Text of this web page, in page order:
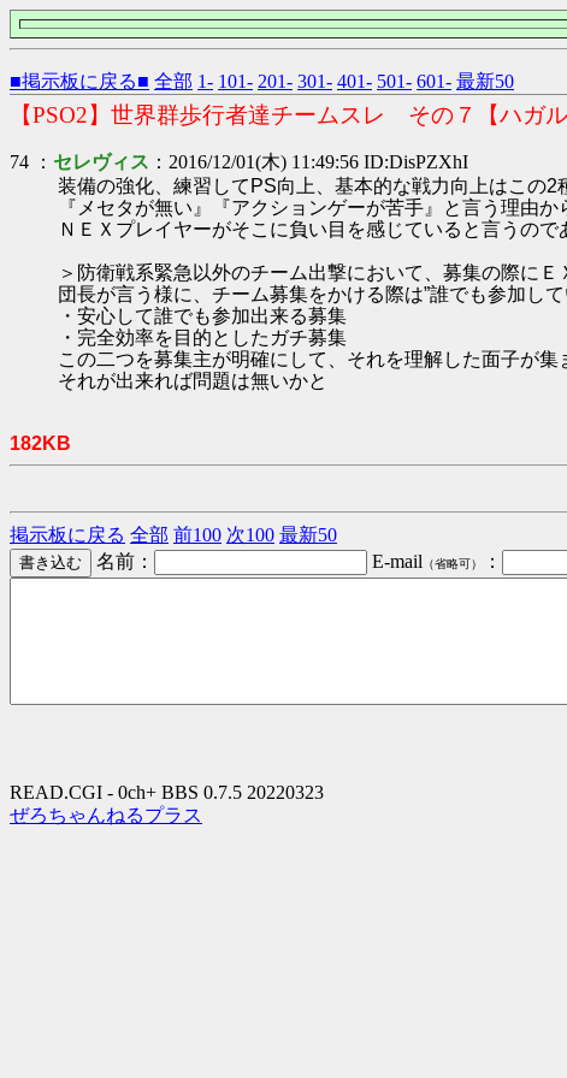
■掲示板に戻る■ 全部 1- 101- 201- 301- 401- 501- 601- 最新50
【PSO2】世界群歩行者達チームスレ その７【ハガル
74 ： セレヴィス ：2016/12/01(木) 11:49:56 ID:DisPZXhI
装備の強化、練習してPS向上、基本的な戦力向上はこの2
『メセタが無い』『アクションゲーが苦手』と言う理由
ＮＥＸプレイヤーがそこに負い目を感じていると言うの
＞防衛戦系緊急以外のチーム出撃において、募集の際に
団長が言う様に、チーム募集をかける際は”誰でも参加し
・安心して誰でも参加出来る募集
・完全効率を目的としたガチ募集
この二つを募集主が明確にして、それを理解した面子が集
それが出来れば問題は無いかと
182KB
掲示板に戻る 全部 前100 次100 最新50
名前：
E-mail （省略可） ：
READ.CGI - 0ch+ BBS 0.7.5 20220323
ぜろちゃんねるプラス